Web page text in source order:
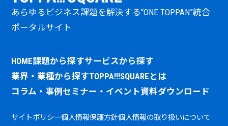
あらゆるビジネス課題を解決する“ONE TOPPAN”統合
ポータルサイト
HOME課題から探すサービスから探す
業界・業種から探すTOPPA!!!SQUAREとは
コラム・事例セミナー・イベント資料ダウンロード
サイトポリシー個人情報保護方針個人情報の取り扱いについて